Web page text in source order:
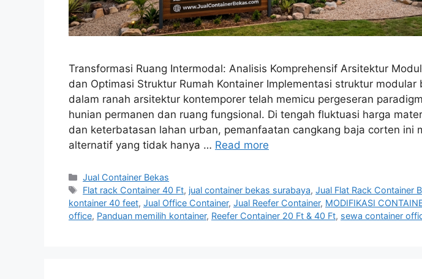
Transformasi Ruang Intermodal: Analisis Komprehensif Arsitektur
dan Optimasi Struktur Rumah Kontainer Implementasi struktur modular
dalam ranah arsitektur kontemporer telah memicu pergeseran
hunian permanen dan ruang fungsional. Di tengah fluktuasi harga
dan keterbatasan lahan urban, pemanfaatan cangkang baja corten ini
alternatif yang tidak hanya … Read more
Categories
Jual Container Bekas
Tags
Flat rack Container 40 Ft, jual container bekas surabaya,Jual Flat Rack Container
kontainer 40 feet, Jual Office Container, Jual Reefer Container, MODIFIKASI
office, Panduan memilih kontainer, Reefer Container 20 Ft & 40 Ft, sewa container